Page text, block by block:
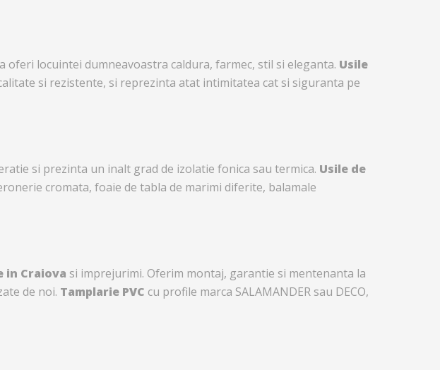
locuintei dumneavoastra caldura, farmec, stil si eleganta. Usile
si rezistente, si reprezinta atat intimitatea cat si siguranta pe
si prezinta un inalt grad de izolatie fonica sau termica. Usile de
cromata, foaie de tabla de marimi diferite, balamale
in Craiova si imprejurimi. Oferim montaj, garantie si mentenanta la
de noi. Tamplarie PVC cu profile marca SALAMANDER sau DECO,